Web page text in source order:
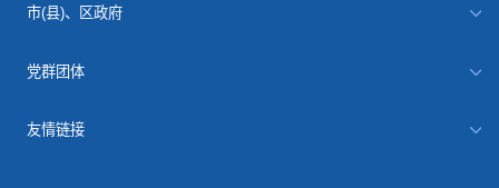
市(县)、区政府
党群团体
友情链接